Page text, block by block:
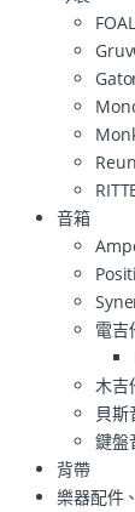
音箱
電吉
木吉
貝斯
鍵盤
背帶
樂器配件